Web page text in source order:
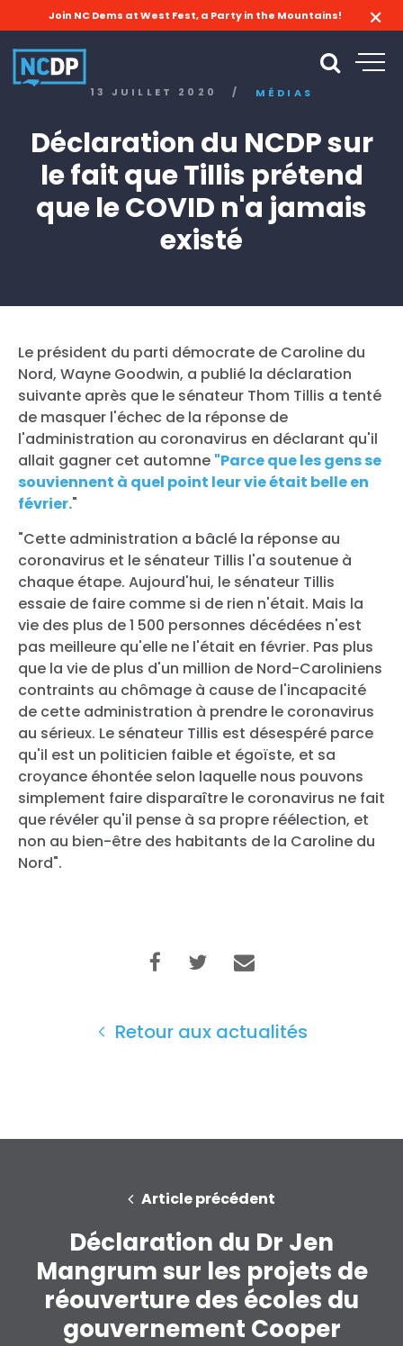
Join NC Dems at West Fest, a Party in the Mountains!
13 JUILLET 2020 / MÉDIAS
Déclaration du NCDP sur
le fait que Tillis prétend
que le COVID n'a jamais
existé
Le président du parti démocrate de Caroline du
Nord, Wayne Goodwin, a publié la déclaration
suivante après que le sénateur Thom Tillis a tenté
de masquer l'échec de la réponse de
l'administration au coronavirus en déclarant qu'il
allait gagner cet automne "Parce que les gens se
souviennent à quel point leur vie était belle en
février."
"Cette administration a bâclé la réponse au
coronavirus et le sénateur Tillis l'a soutenue à
chaque étape. Aujourd'hui, le sénateur Tillis
essaie de faire comme si de rien n'était. Mais la
vie des plus de 1 500 personnes décédées n'est
pas meilleure qu'elle ne l'était en février. Pas plus
que la vie de plus d'un million de Nord-Caroliniens
contraints au chômage à cause de l'incapacité
de cette administration à prendre le coronavirus
au sérieux. Le sénateur Tillis est désespéré parce
qu'il est un politicien faible et égoïste, et sa
croyance éhontée selon laquelle nous pouvons
simplement faire disparaître le coronavirus ne fait
que révéler qu'il pense à sa propre réélection, et
non au bien-être des habitants de la Caroline du
Nord".
Retour aux actualités
Article précédent
Déclaration du Dr Jen
Mangrum sur les projets de
réouverture des écoles du
gouvernement Cooper